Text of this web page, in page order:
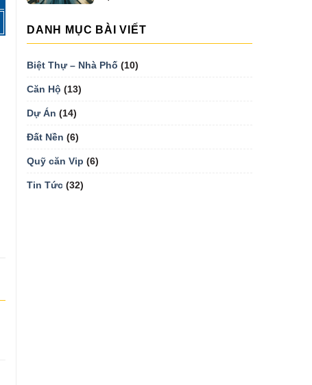
DANH MỤC BÀI VIẾT
Biệt Thự – Nhà Phố (10)
Căn Hộ (13)
Dự Án (14)
Đất Nền (6)
Quỹ căn Vip (6)
Tin Tức (32)